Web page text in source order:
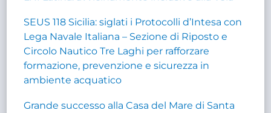
SEUS 118 Sicilia: siglati i Protocolli d’Intesa con
Lega Navale Italiana – Sezione di Riposto e
Circolo Nautico Tre Laghi per rafforzare
formazione, prevenzione e sicurezza in
ambiente acquatico
Grande successo alla Casa del Mare di Santa